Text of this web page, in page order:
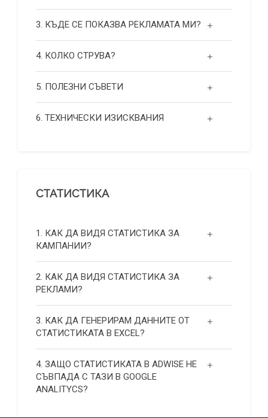
3. КЪДЕ СЕ ПОКАЗВА РЕКЛАМАТА МИ?
4. КОЛКО СТРУВА?
5. ПОЛЕЗНИ СЪВЕТИ
6. ТЕХНИЧЕСКИ ИЗИСКВАНИЯ
СТАТИСТИКА
1. КАК ДА ВИДЯ СТАТИСТИКА ЗА
КАМПАНИИ?
2. КАК ДА ВИДЯ СТАТИСТИКА ЗА
РЕКЛАМИ?
3. КАК ДА ГЕНЕРИРАМ ДАННИТЕ ОТ
СТАТИСТИКАТА В EXCEL?
4. ЗАЩО СТАТИСТИКАТА В ADWISE НЕ
СЪВПАДА С ТАЗИ В GOOGLE
ANALITYCS?